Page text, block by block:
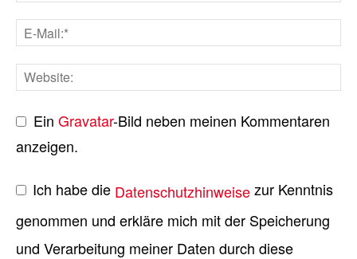
EinGravatar-Bild neben meinen Kommentaren
anzeigen.
Ich habe die Datenschutzhinweisezur Kenntnis
genommen und erkläre mich mit der Speicherung
und Verarbeitung meiner Daten durch diese